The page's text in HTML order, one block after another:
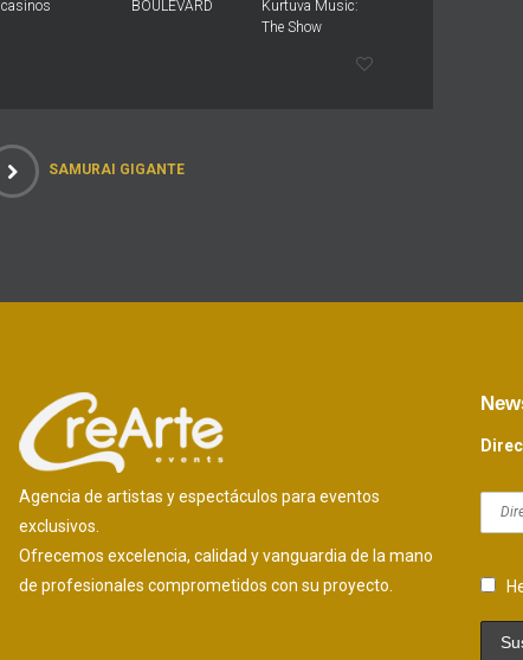
casinos
BOULEVARD
Kurtuva Music:
The Show
SAMURAI GIGANTE
Agencia de artistas y espectáculos para eventos
exclusivos.
Ofrecemos excelencia, calidad y vanguardia de la mano
de profesionales comprometidos con su proyecto.